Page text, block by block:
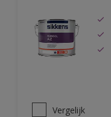
Vergelijk